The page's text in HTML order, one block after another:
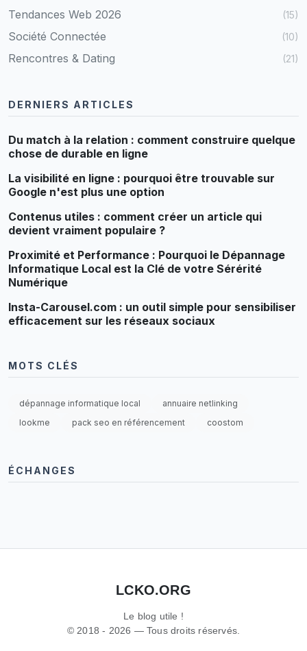
Tendances Web 2026 (15)
Société Connectée (10)
Rencontres & Dating (21)
DERNIERS ARTICLES
Du match à la relation : comment construire quelque
chose de durable en ligne
La visibilité en ligne : pourquoi être trouvable sur
Google n'est plus une option
Contenus utiles : comment créer un article qui
devient vraiment populaire ?
Proximité et Performance : Pourquoi le Dépannage
Informatique Local est la Clé de votre Sérérité
Numérique
Insta-Carousel.com : un outil simple pour sensibiliser
efficacement sur les réseaux sociaux
MOTS CLÉS
dépannage informatique local
annuaire netlinking
lookme
pack seo en référencement coostom
ÉCHANGES
LCKO.ORG
Le blog utile !
© 2018 - 2026 — Tous droits réservés.